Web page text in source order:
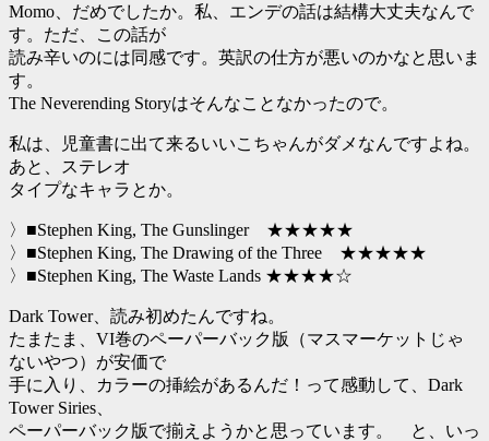
Momo、だめでしたか。私、エンデの話は結構大丈夫なんで
す。ただ、この話が
読み辛いのには同感です。英訳の仕方が悪いのかなと思いま
す。
The Neverending Storyはそんなことなかったので。
私は、児童書に出て来るいいこちゃんがダメなんですよね。
あと、ステレオ
タイプなキャラとか。
〉■Stephen King, The Gunslinger ★★★★★
〉■Stephen King, The Drawing of the Three ★★★★★
〉■Stephen King, The Waste Lands ★★★★☆
Dark Tower、読み初めたんですね。
たまたま、VI巻のペーパーバック版（マスマーケットじゃ
ないやつ）が安価で
手に入り、カラーの挿絵があるんだ！って感動して、Dark
Tower Siries、
ペーパーバック版で揃えようかと思っています。 と、いっ